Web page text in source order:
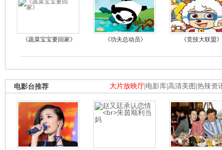
《蔬菜宝宝要回家》 《功夫总动员》 《竞技大联盟》
大片放映厅 电影库 高清美图 热辣资
电影台推荐